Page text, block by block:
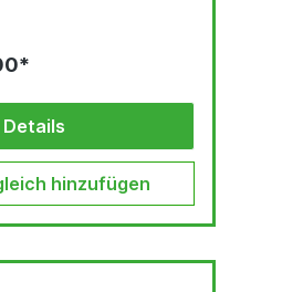
Details
hinzufügen